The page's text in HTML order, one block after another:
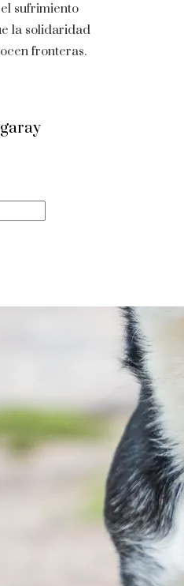
sufrimiento
la solidaridad
fronteras.